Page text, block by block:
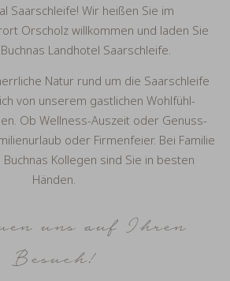
Saarschleife! Wir heißen Sie im
Orscholz willkommen und laden Sie
Landhotel Saarschleife.
Natur rund um die Saarschleife
von unserem gastlichen Wohlfühl-
Ob Wellness-Auszeit oder Genuss-
oder Firmenfeier. Bei Familie
Buchnas Kollegen sind Sie in besten
Händen.
uns auf Ihren
Besuch!